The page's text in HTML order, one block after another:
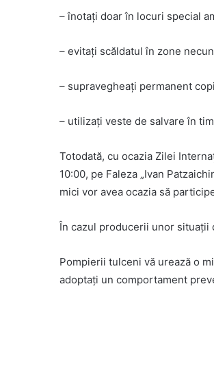
– înotați doar în locuri special
– evitați scăldatul în zone
– supravegheați permanent
– utilizați veste de salvare în
Totodată, cu ocazia Zilei
10:00, pe Faleza „Ivan
mici vor avea ocazia să
În cazul producerii unor situații
Pompierii tulceni vă urează o
adoptați un comportament